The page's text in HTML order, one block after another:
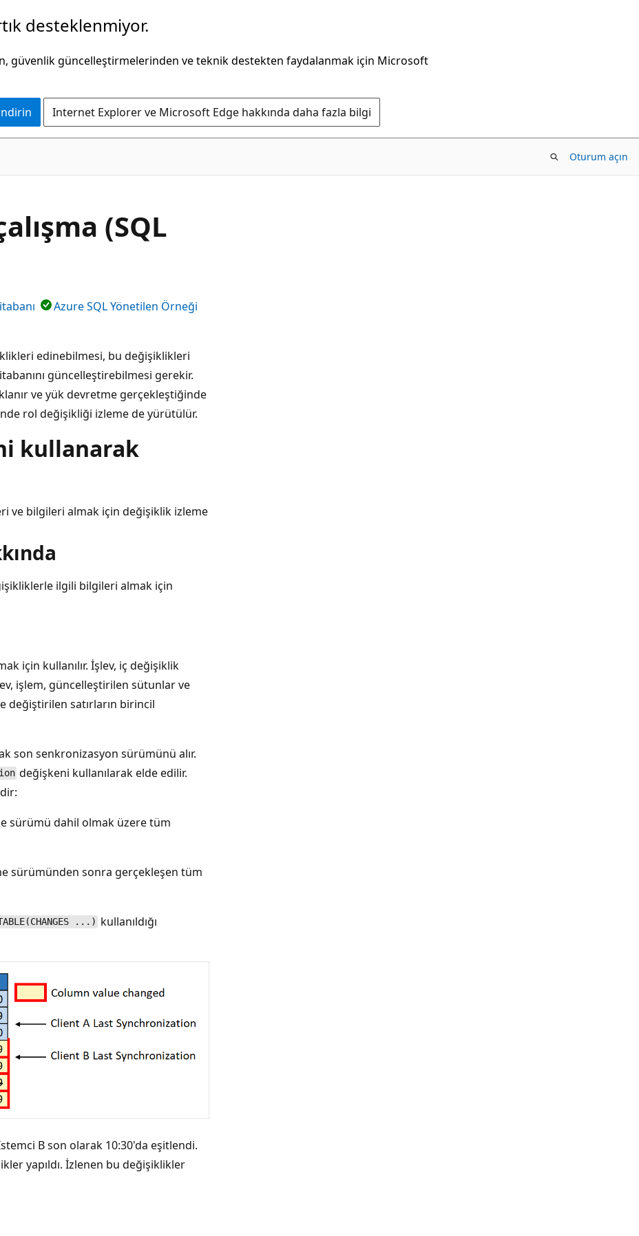
desteklenmiyor.
güvenlik güncelleştirmelerinden ve teknik destekten faydalanmak için Microsoft
Internet Explorer ve Microsoft Edge hakkında daha fazla bilgi
Oturum açın
(SQL
Azure SQL Yönetilen Örneği
edinebilmesi, bu değişiklikleri
güncelleştirebilmesi gerekir.
ve yük devretme gerçekleştiğinde
rol değişikliği izleme de yürütülür.
kullanarak
ve bilgileri almak için değişiklik izleme
ilgili bilgileri almak için
için kullanılır. İşlev, iç değişiklik
işlem, güncelleştirilen sütunlar ve
satırların birincil
son senkronizasyon sürümünü alır.
değişkeni kullanılarak elde edilir.
sürümü dahil olmak üzere tüm
sürümünden sonra gerçekleşen tüm
...) kullanıldığı
B son olarak 10:30'da eşitlendi.
yapıldı. İzlenen bu değişiklikler